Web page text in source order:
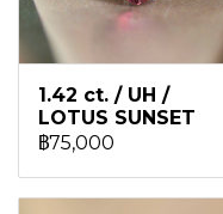
1.42 ct. / UH /
LOTUS SUNSET
฿75,000